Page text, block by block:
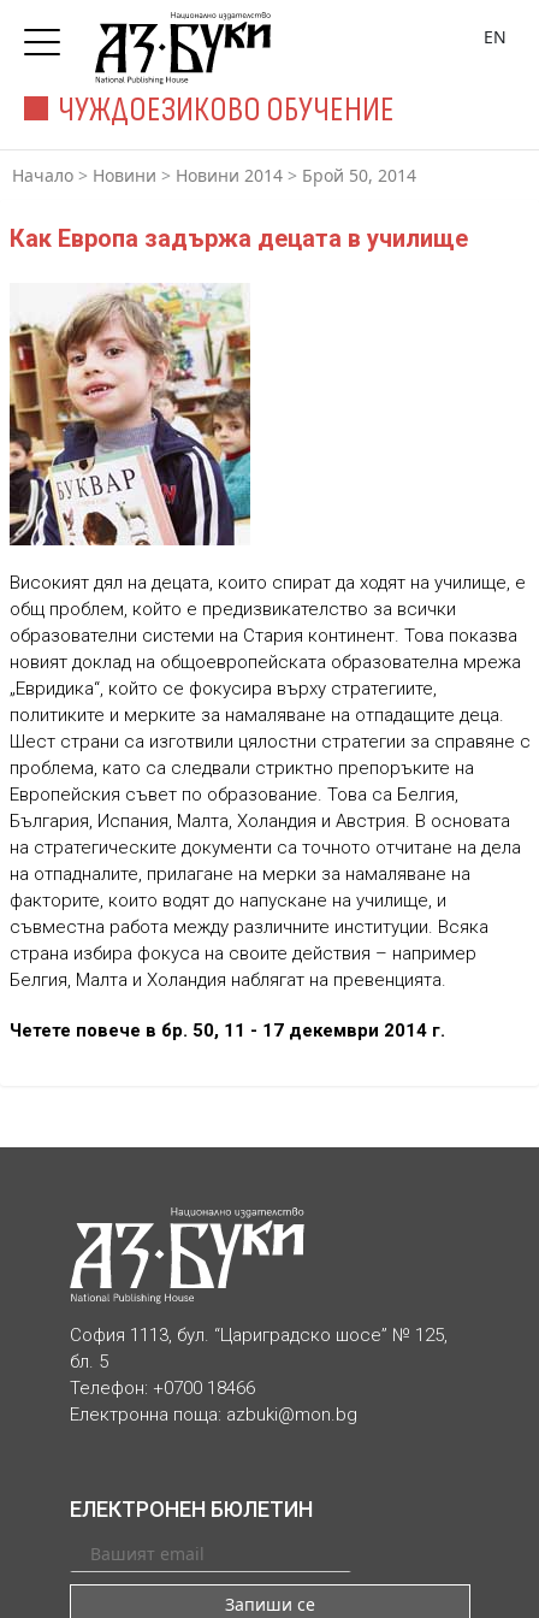
ЧУЖДОЕЗИКОВО ОБУЧЕНИЕ
EN
Начало > Новини > Новини 2014 > Брой 50, 2014
Как Европа задържа децата в училище
Високият дял на децата, които спират да ходят на училище, е
общ проблем, който е предизвикателство за всички
образователни системи на Стария континент. Това показва
новият доклад на общоевропейската образователна мрежа
„Евридика“, който се фокусира върху стратегиите,
политиките и мерките за намаляване на отпадащите деца.
Шест страни са изготвили цялостни стратегии за справяне с
проблема, като са следвали стриктно препоръките на
Европейския съвет по образование. Това са Белгия,
България, Испания, Малта, Холандия и Австрия. В основата
на стратегическите документи са точното отчитане на дела
на отпадналите, прилагане на мерки за намаляване на
факторите, които водят до напускане на училище, и
съвместна работа между различните институции. Всяка
страна избира фокуса на своите действия – например
Белгия, Малта и Холандия наблягат на превенцията.
Четете повече в бр. 50, 11 - 17 декември 2014 г.
София 1113, бул. “Цариградско шосе” № 125,
бл. 5
Телефон: +0700 18466
Електронна поща: azbuki@mon.bg
ЕЛЕКТРОНЕН БЮЛЕТИН
Запиши се